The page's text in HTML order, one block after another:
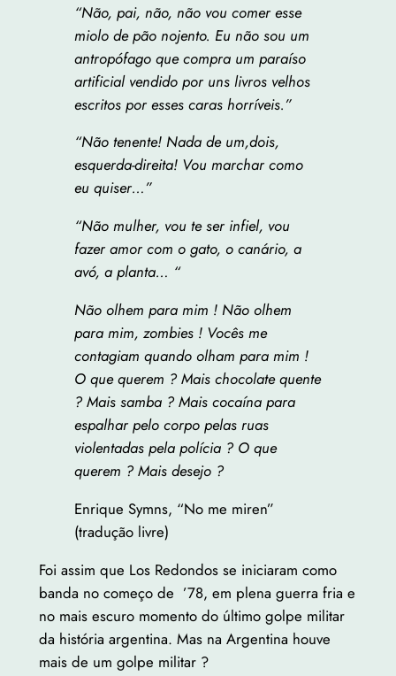
“Não, pai, não, não vou comer esse
miolo de pão nojento. Eu não sou um
antropófago que compra um paraíso
artificial vendido por uns livros velhos
escritos por esses caras horríveis.”
“Não tenente! Nada de um,dois,
esquerda-direita! Vou marchar como
eu quiser…”
“Não mulher, vou te ser infiel, vou
fazer amor com o gato, o canário, a
avó, a planta… “
Não olhem para mim ! Não olhem
para mim, zombies ! Vocês me
contagiam quando olham para mim !
O que querem ? Mais chocolate quente
? Mais samba ? Mais cocaína para
espalhar pelo corpo pelas ruas
violentadas pela polícia ? O que
querem ? Mais desejo ?
Enrique Symns, “No me miren”
(tradução livre)
Foi assim que Los Redondos se iniciaram como
banda no começo de ’78, em plena guerra fria e
no mais escuro momento do último golpe militar
da história argentina. Mas na Argentina houve
mais de um golpe militar ?